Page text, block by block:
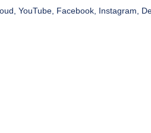
YouTube, Facebook, Instagram,